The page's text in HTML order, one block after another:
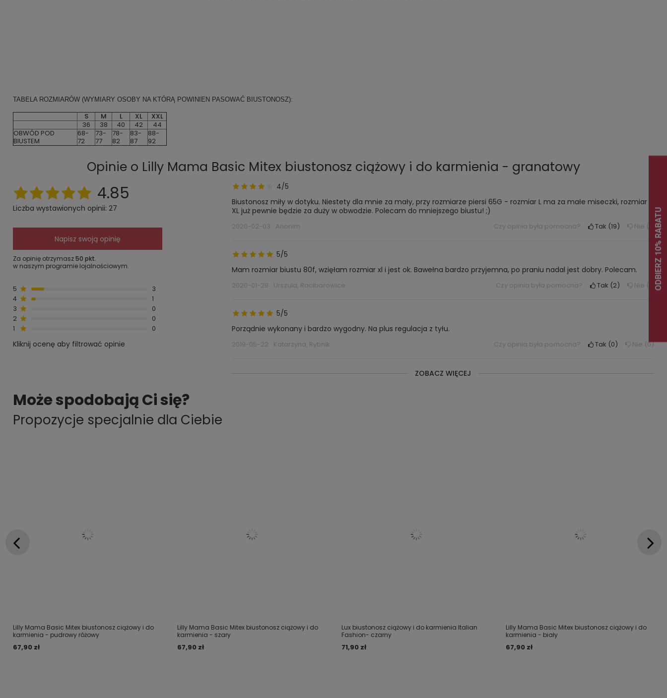
TABELA ROZMIARÓW (WYMIARY OSOBY NA KTÓRĄ POWINIEN PASOWAĆ BIUSTONOSZ):
S M L XL
XXL
36
38 40 42
44
OBWÓD POD
BIUSTEM
68-
72
73-
77
78-
82
83-
87
88-
92
Opinie o Lilly Mama Basic Mitex biustonosz ciążowy i do karmienia - granatowy
4.85
Liczba wystawionych opinii: 27
Napisz swoją opinię
Za opinię otrzymasz50 pkt.
w naszym programie lojalnościowym.
5
3
4
1
3
0
2
0
1
0
Kliknij ocenę aby filtrować opinie
4/5
Biustonosz miły w dotyku. Niestety dla mnie za mały, przy rozmiarze piersi 65G - rozmiar L ma za małe miseczki, rozmiar
XL już pewnie będzie za duży w obwodzie. Polecam do mniejszego biustu! ;)
2020-02-03 Anonim Czy opinia była pomocna? Tak 19 Nie
5/5
Mam rozmiar biustu 80f, wzięłam rozmiar xl i jest ok. Bawełna bardzo przyjemna, po praniu nadal jest dobry. Polecam.
2020-01-29 Urszula, Raciborowice Czy opinia była pomocna? Tak 2 Nie
5/5
Porządnie wykonany i bardzo wygodny. Na plus regulacja z tyłu.
2019-05-22 Katarzyna, Rybnik Czy opinia była pomocna? Tak 0 Nie 0
ZOBACZ WIĘCEJ
Może spodobają Ci się?
Propozycje specjalnie dla Ciebie
Lilly Mama Basic Mitex biustonosz ciążowy i do
karmienia - pudrowy różowy
67,90 zł
Lilly Mama Basic Mitex biustonosz ciążowy i do
karmienia - szary
67,90 zł
Lux biustonosz ciążowy i do karmienia Italian
Fashion- czarny
71,90 zł
Lilly Mama Basic Mitex biustonosz ciążowy i do
karmienia - biały
67,90 zł